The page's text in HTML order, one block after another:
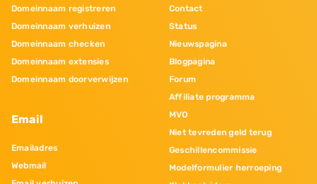
Domeinnaam registreren
Domeinnaam verhuizen
Domeinnaam checken
Domeinnaam extensies
Domeinnaam doorverwijzen
Email
Emailadres
Webmail
Contact
Status
Nieuwspagina
Blogpagina
Forum
Affiliate programma
MVO
Niet tevreden geld terug
Geschillencommissie
Modelformulier herroeping